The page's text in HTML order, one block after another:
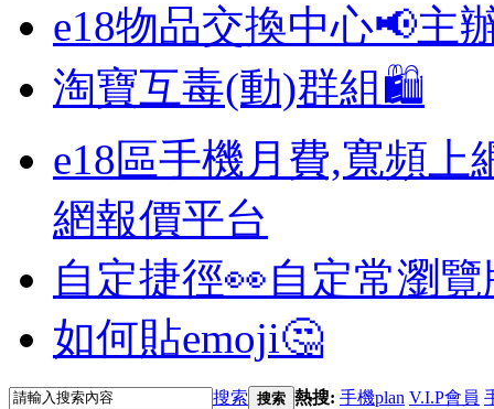
e18物品交換中心📢主
淘寶互毒(動)群組🛍️
e18區手機月費,寬頻上
網報價平台
自定捷徑👀自定常瀏
如何貼emoji🤔
搜索 搜索 熱搜: 手機plan V.I.P會員